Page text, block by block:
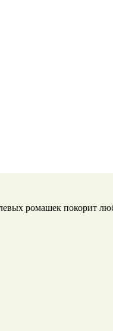
ромашек покорит